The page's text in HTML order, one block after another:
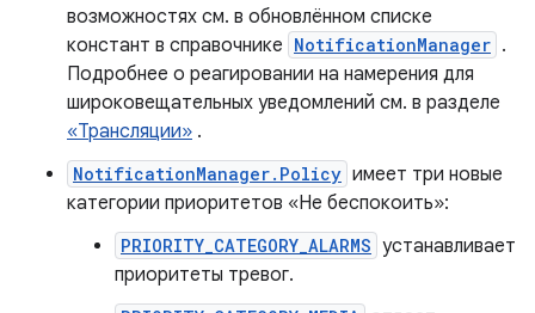
возможностях см. в обновлённом списке
констант в справочнике NotificationManager .
Подробнее о реагировании на намерения для
широковещательных уведомлений см. в разделе
«Трансляции» .
NotificationManager.Policy имеет три новые
категории приоритетов «Не беспокоить»:
PRIORITY_CATEGORY_ALARMS устанавливает
приоритеты тревог.